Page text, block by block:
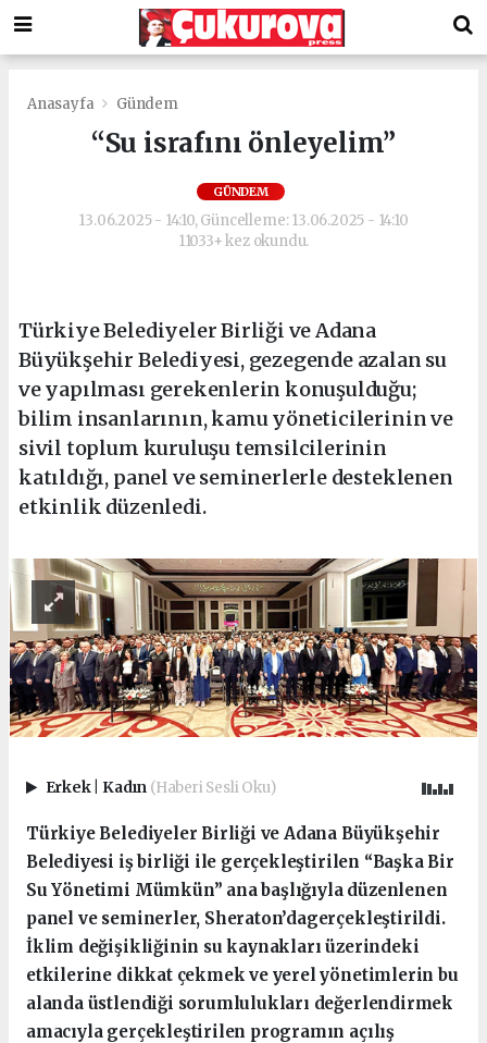
Anasayfa Gündem
“Su israfını önleyelim”
GÜNDEM
13.06.2025 - 14:10, Güncelleme: 13.06.2025 - 14:10
11033+ kez okundu.
Türkiye Belediyeler Birliği ve Adana
Büyükşehir Belediyesi, gezegende azalan su
ve yapılması gerekenlerin konuşulduğu;
bilim insanlarının, kamu yöneticilerinin ve
sivil toplum kuruluşu temsilcilerinin
katıldığı, panel ve seminerlerle desteklenen
etkinlik düzenledi.
Erkek Kadın (Haberi Sesli Oku)
Türkiye Belediyeler Birliği ve Adana Büyükşehir
Belediyesi iş birliği ile gerçekleştirilen “Başka Bir
Su Yönetimi Mümkün” ana başlığıyla düzenlenen
panel ve seminerler, Sheraton’dagerçekleştirildi.
İklim değişikliğinin su kaynakları üzerindeki
etkilerine dikkat çekmek ve yerel yönetimlerin bu
alanda üstlendiği sorumlulukları değerlendirmek
amacıyla gerçekleştirilen programın açılış